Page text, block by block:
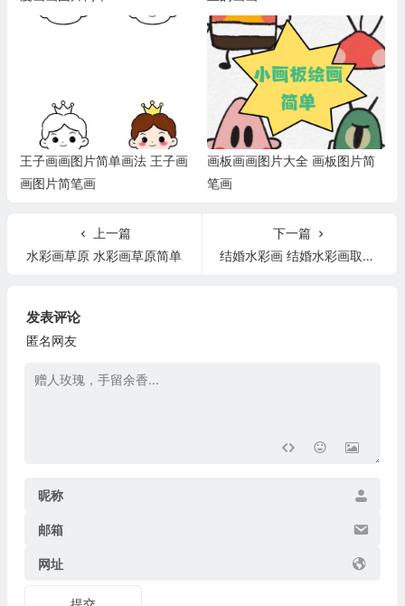
王子画画图片简单画法 王子画
画图片简笔画
画板画画图片大全 画板图片简
笔画
上一篇
水彩画草原 水彩画草原简单
下一篇
结婚水彩画 结婚水彩画取什么名字
发表评论
匿名网友
昵称
邮箱
网址